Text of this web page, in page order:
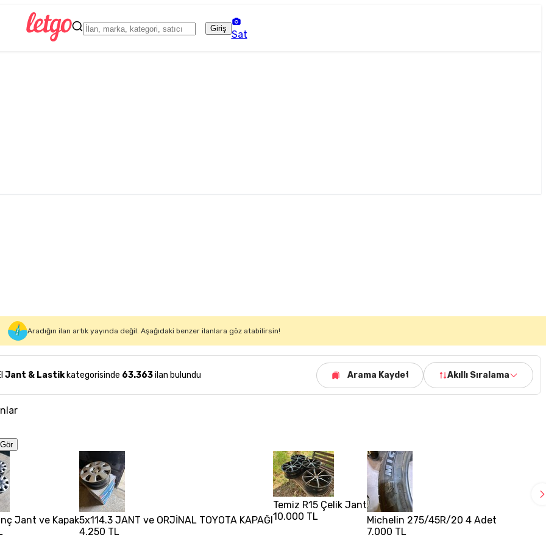
Giriş
Sat
Aradığın ilan artık yayında değil. Aşağıdaki benzer ilanlara göz atabilirsin!
Jant & Lastikkategorisinde 63.363ilan bulundu Arama Kaydet Akıllı Sıralama
inç Jant ve Kapak5x114.3 JANT ve ORJİNAL TOYOTA KAPAĞI
4.250 TL
Temiz R15 Çelik Jant
10.000 TL
Michelin 275/45R/20 4 Adet
7.000 TL